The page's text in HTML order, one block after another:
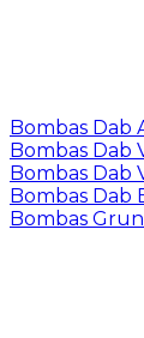
Bombas Dab
Bombas Dab
Bombas Dab
Bombas Dab
Bombas